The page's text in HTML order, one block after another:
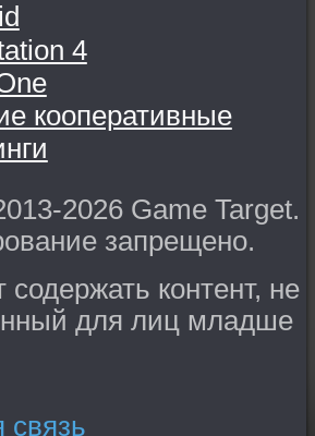
4
кооперативные
2026 Game Target.
запрещено.
связь